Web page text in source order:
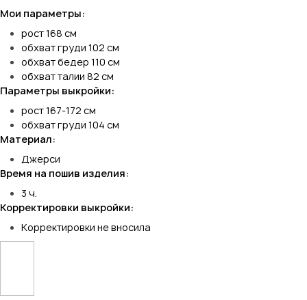
Мои параметры:
рост 168 см
обхват груди 102 см
обхват бедер 110 см
обхват талии 82 см
Параметры выкройки:
рост 167-172 см
обхват груди 104 см
Материал:
Джерси
Время на пошив изделия:
3 ч.
Корректировки выкройки:
Корректировки не вносила